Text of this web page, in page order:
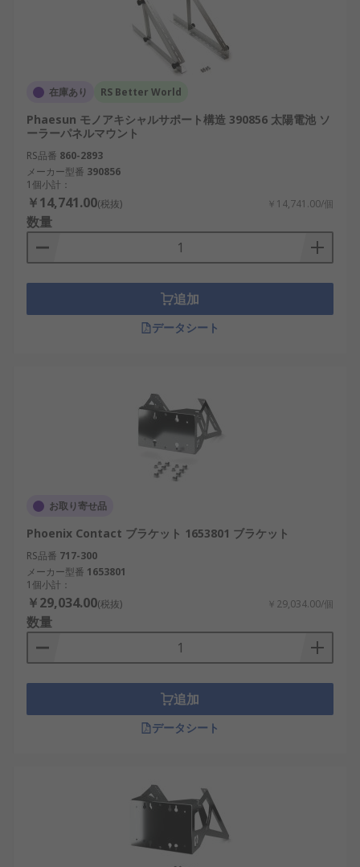
在庫あり RS Better World
Phaesun モノアキシャルサポート構造 390856 太陽電池 ソ
ーラーパネルマウント
RS品番 860-2893
メーカー型番 390856
1個小計：
￥14,741.00(税抜) ￥14,741.00/個
数量
追加
データシート
お取り寄せ品
Phoenix Contact ブラケット 1653801 ブラケット
RS品番 717-300
メーカー型番 1653801
1個小計：
￥29,034.00(税抜) ￥29,034.00/個
数量
追加
データシート